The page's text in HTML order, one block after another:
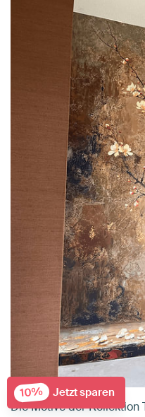
Die Motive der Kollektion
10% Jetzt sparen